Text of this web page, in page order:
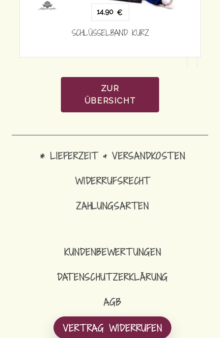
14,90
SCHLÜSSELBAND KURZ
ZUR
ÜBERSICHT
* LIEFERZEIT & VERSANDKOSTEN
WIDERRUFSRECHT
ZAHLUNGSARTEN
KUNDENBEWERTUNGEN
DATENSCHUTZERKLÄRUNG
AGB
VERTRAG WIDERRUFEN